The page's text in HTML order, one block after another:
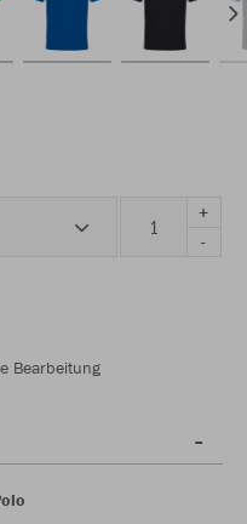
+
-
Bearbeitung